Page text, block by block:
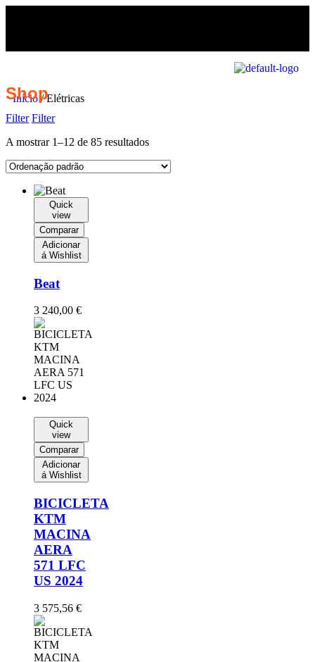
Shop
Início / Elétricas
Filter Filter
A mostrar 1–12 de 85 resultados
Quick
view
Comparar
Adicionar
á Wishlist
Beat
3 240,00 €
Quick
view
Comparar
Adicionar
á Wishlist
BICICLETA
KTM
MACINA
AERA
571 LFC
US 2024
3 575,56 €